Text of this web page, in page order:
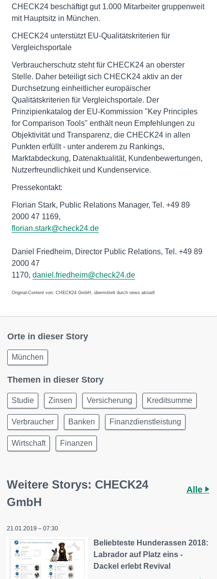
CHECK24 beschäftigt gut 1.000 Mitarbeiter gruppenweit
mit Hauptsitz in München.
CHECK24 unterstützt EU-Qualitätskriterien für
Vergleichsportale
Verbraucherschutz steht für CHECK24 an oberster
Stelle. Daher beteiligt sich CHECK24 aktiv an der
Durchsetzung einheitlicher europäischer
Qualitätskriterien für Vergleichsportale. Der
Prinzipienkatalog der EU-Kommission "Key Principles
for Comparison Tools" enthält neun Empfehlungen zu
Objektivität und Transparenz, die CHECK24 in allen
Punkten erfüllt - unter anderem zu Rankings,
Marktabdeckung, Datenaktualität, Kundenbewertungen,
Nutzerfreundlichkeit und Kundenservice.
Pressekontakt:
Florian Stark, Public Relations Manager, Tel. +49 89
2000 47 1169,
florian.stark@check24.de
Daniel Friedheim, Director Public Relations, Tel. +49 89
2000 47
1170, daniel.friedheim@check24.de
Original-Content von: CHECK24 GmbH, übermittelt durch news aktuell
Orte in dieser Story
München
Themen in dieser Story
Studie Zinsen Versicherung Kreditsumme
Verbraucher Banken Finanzdienstleistung
Wirtschaft Finanzen
Weitere Storys: CHECK24
GmbH
Alle
21.01.2019 – 07:30
Beliebteste Hunderassen 2018:
Labrador auf Platz eins -
Dackel erlebt Revival